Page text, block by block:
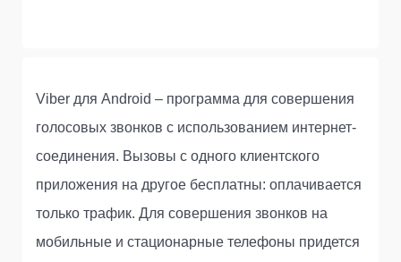
Viber для Android – программа для совершения
голосовых звонков с использованием интернет-
соединения. Вызовы с одного клиентского
приложения на другое бесплатны: оплачивается
только трафик. Для совершения звонков на
мобильные и стационарные телефоны придется